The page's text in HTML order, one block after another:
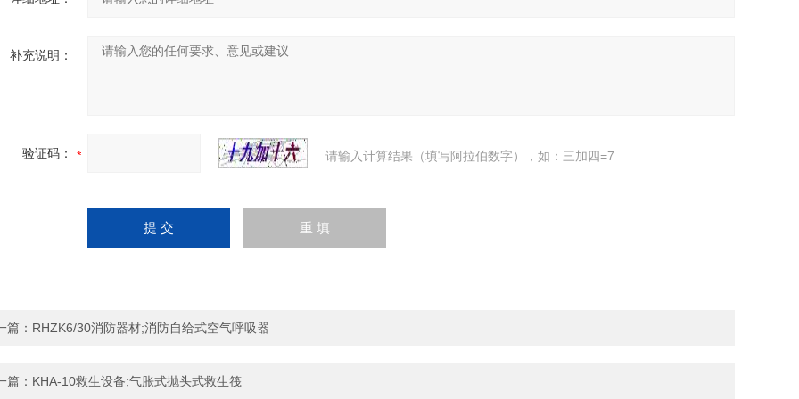
补充说明：
验证码： 请输入计算结果（填写阿拉伯数字），如：三加四=7
篇： RHZK6/30消防器材;消防自给式空气呼吸器
篇： KHA-10救生设备;气胀式抛头式救生筏